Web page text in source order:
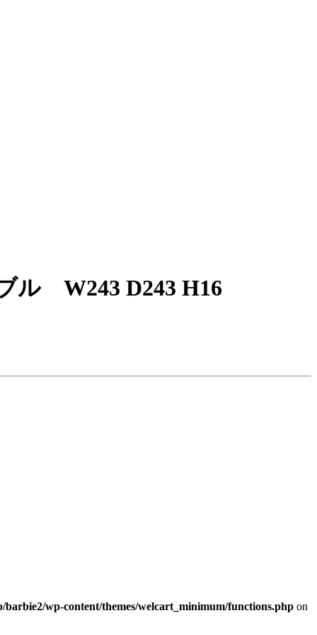
W243 D243 H16
barbie2/wp-content/themes/welcart_minimum/functions.php on